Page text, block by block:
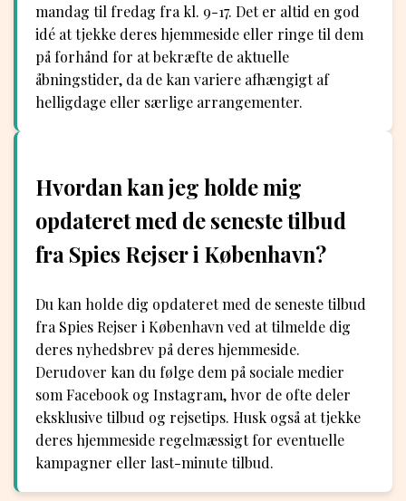
mandag til fredag fra kl. 9-17. Det er altid en god
idé at tjekke deres hjemmeside eller ringe til dem
på forhånd for at bekræfte de aktuelle
åbningstider, da de kan variere afhængigt af
helligdage eller særlige arrangementer.
Hvordan kan jeg holde mig
opdateret med de seneste tilbud
fra Spies Rejser i København?
Du kan holde dig opdateret med de seneste tilbud
fra Spies Rejser i København ved at tilmelde dig
deres nyhedsbrev på deres hjemmeside.
Derudover kan du følge dem på sociale medier
som Facebook og Instagram, hvor de ofte deler
eksklusive tilbud og rejsetips. Husk også at tjekke
deres hjemmeside regelmæssigt for eventuelle
kampagner eller last-minute tilbud.